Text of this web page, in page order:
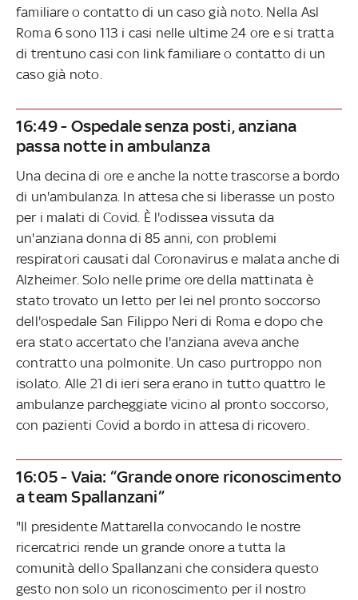
familiare o contatto di un caso già noto. Nella Asl
Roma 6 sono 113 i casi nelle ultime 24 ore e si tratta
di trentuno casi con link familiare o contatto di un
caso già noto.
16:49 - Ospedale senza posti, anziana
passa notte in ambulanza
Una decina di ore e anche la notte trascorse a bordo
di un'ambulanza. In attesa che si liberasse un posto
per i malati di Covid. È l'odissea vissuta da
un'anziana donna di 85 anni, con problemi
respiratori causati dal Coronavirus e malata anche di
Alzheimer. Solo nelle prime ore della mattinata è
stato trovato un letto per lei nel pronto soccorso
dell'ospedale San Filippo Neri di Roma e dopo che
era stato accertato che l'anziana aveva anche
contratto una polmonite. Un caso purtroppo non
isolato. Alle 21 di ieri sera erano in tutto quattro le
ambulanze parcheggiate vicino al pronto soccorso,
con pazienti Covid a bordo in attesa di ricovero.
16:05 - Vaia: “Grande onore riconoscimento
a team Spallanzani”
"Il presidente Mattarella convocando le nostre
ricercatrici rende un grande onore a tutta la
comunità dello Spallanzani che considera questo
gesto non solo un riconoscimento per il nostro